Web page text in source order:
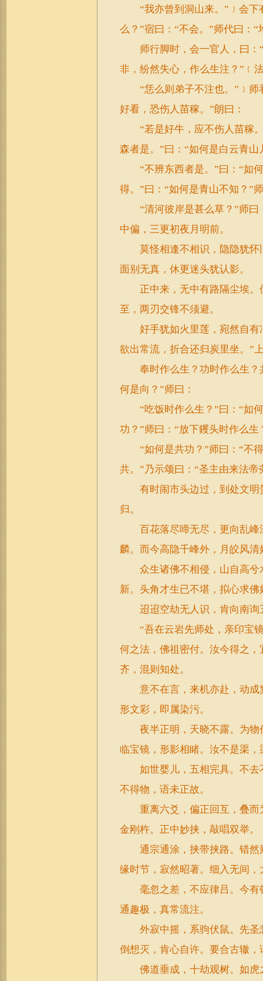
“我亦曾到洞山来。”﹞会下
么？”宿曰：“不会。”师代曰：“
师行脚时，会一官人，曰：“
非，纷然失心，作么生注？”﹝
“恁么则弟子不注也。”﹞师
好看，恐伤人苗稼。”朗曰：
“若是好牛，应不伤人苗稼。
森者是。”曰：“如何是白云青山
“不辨东西者是。”曰：“如何
得。”曰：“如何是青山不知？”
“清河彼岸是甚么草？”师曰
中偏，三更初夜月明前。
莫怪相逢不相识，隐隐犹怀
面别无真，休更迷头犹认影。
正中来，无中有路隔尘埃。
至，两刃交锋不须避。
好手犹如火里莲，宛然自有
欲出常流，折合还归炭里坐。”
奉时作么生？功时作么生？
何是向？”师曰：
“吃饭时作么生？”曰：“如何
功？”师曰：“放下钁头时作么生
“如何是共功？”师曰：“不得
共。”乃示颂曰：“圣主由来法
有时闹市头边过，到处文明
归。
百花落尽啼无尽，更向乱峰
麟。而今高隐千峰外，月皎风清
众生诸佛不相侵，山自高兮
新。头角才生已不堪，拟心求佛
迢迢空劫无人识，肯向南询
“吾在云岩先师处，亲印宝镜
何之法，佛祖密付。汝今得之
齐，混则知处。
意不在言，来机亦赴，动成
形文彩，即属染污。
夜半正明，天晓不露。为物
临宝镜，形影相睹。汝不是渠，
如世婴儿，五相完具。不去
不得物，语未正故。
重离六爻，偏正回互，叠而
金刚杵。正中妙挟，敲唱双举。
通宗通涂，挟带挟路。错然
缘时节，寂然昭著。细入无间，
毫忽之差，不应律吕。今有
通趣极，真常流注。
外寂中摇，系驹伏鼠。先圣
倒想灭，肯心自许。要合古辙，
佛道垂成，十劫观树。如虎